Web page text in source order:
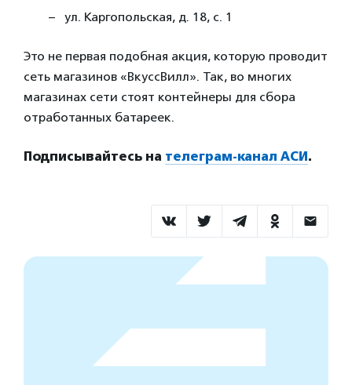
ул. Каргопольская, д. 18, с. 1
Это не первая подобная акция, которую проводит
сеть магазинов «ВкуссВилл». Так, во многих
магазинах сети стоят контейнеры для сбора
отработанных батареек.
Подписывайтесь на телеграм-канал АСИ.